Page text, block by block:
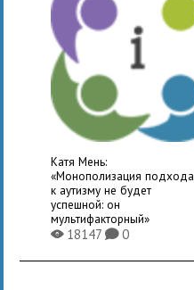
Катя Мень:
«Монополизация подхода
к аутизму не будет
успешной: он
мультифакторный»
X18147K0